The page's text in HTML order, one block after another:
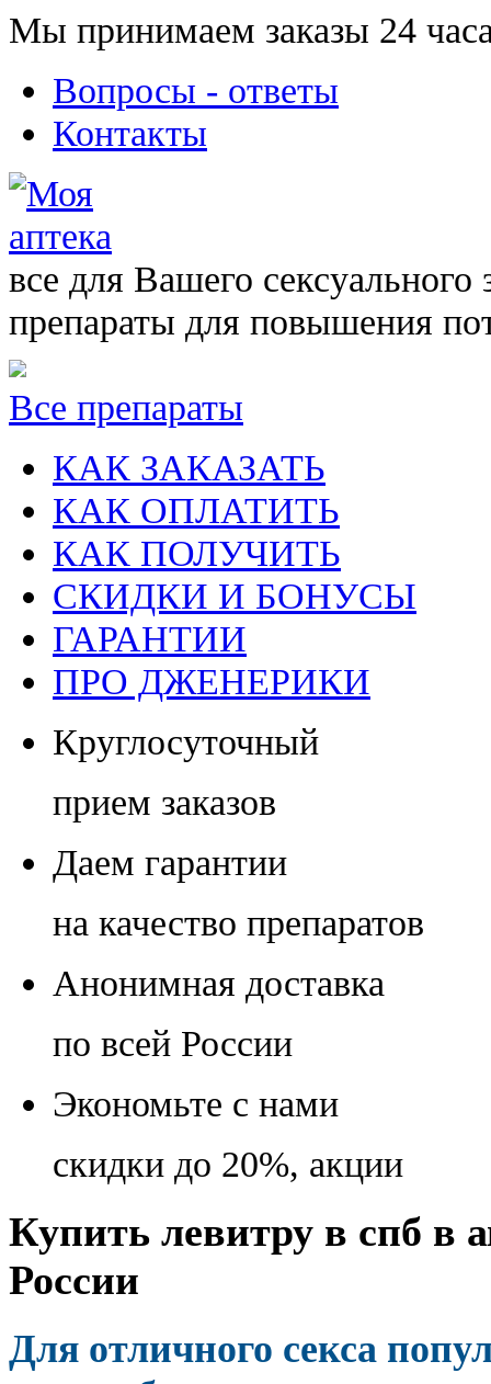
Мы принимаем заказы 24
Вопросы - ответы
Контакты
все для Вашего сексуального
препараты для повышения
Все препараты
КАК ЗАКАЗАТЬ
КАК ОПЛАТИТЬ
КАК ПОЛУЧИТЬ
СКИДКИ И БОНУСЫ
ГАРАНТИИ
ПРО ДЖЕНЕРИКИ
Круглосуточный
прием заказов
Даем гарантии
на качество препаратов
Анонимная доставка
по всей России
Экономьте с нами
скидки до 20%, акции
Купить левитру в спб в
России
Для отличного секса